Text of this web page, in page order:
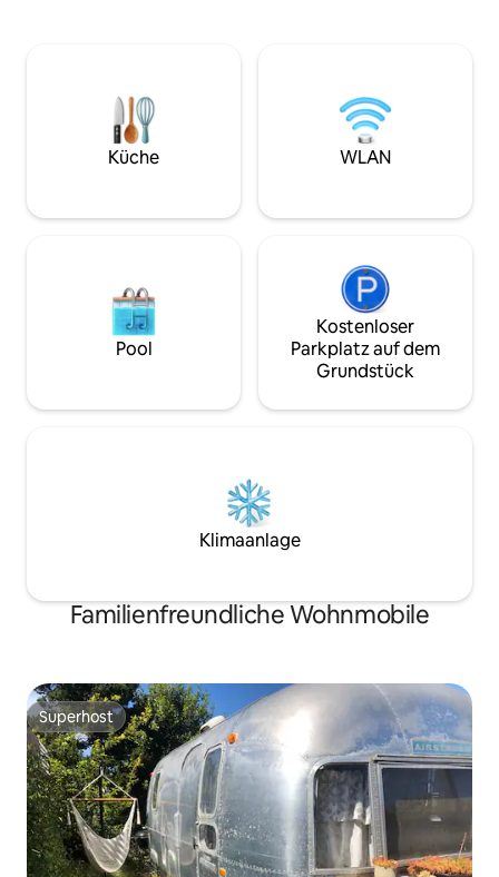
Sehenswürdigkeiten der Bay Area. Nur
12 Minuten vom Highway 680 entfernt,
bist du ideal gelegen, um San Francisco,
Santa Cruz, Napa Valley und darüber
naturbelassenen Aufenthalt genießt.
entfernt, Sauvie
historische
Autominuten und
Alphabet District
schwierig
Küche WLAN
Pool
Kostenloser
Parkplatz auf dem
Grundstück
Klimaanlage
Familienfreundliche Wohnmobile
Superhost
Superhost